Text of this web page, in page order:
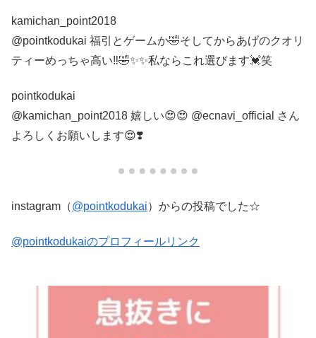
kamichan_point2018
@pointkodukai 福引とゲームか🤣そしてからあげのクオリ
ティーめっちゃ高い‼️🤣✨✨私ならこれ選びます💓笑
pointkodukai
@kamichan_point2018 嬉しい😍😍 @ecnavi_official さん
よろしくお願いします😍❣️
instagram（@pointkodukai）からの投稿でした☆
@pointkodukaiのプロフィールリンク